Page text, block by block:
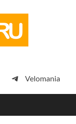
просто
Velomania